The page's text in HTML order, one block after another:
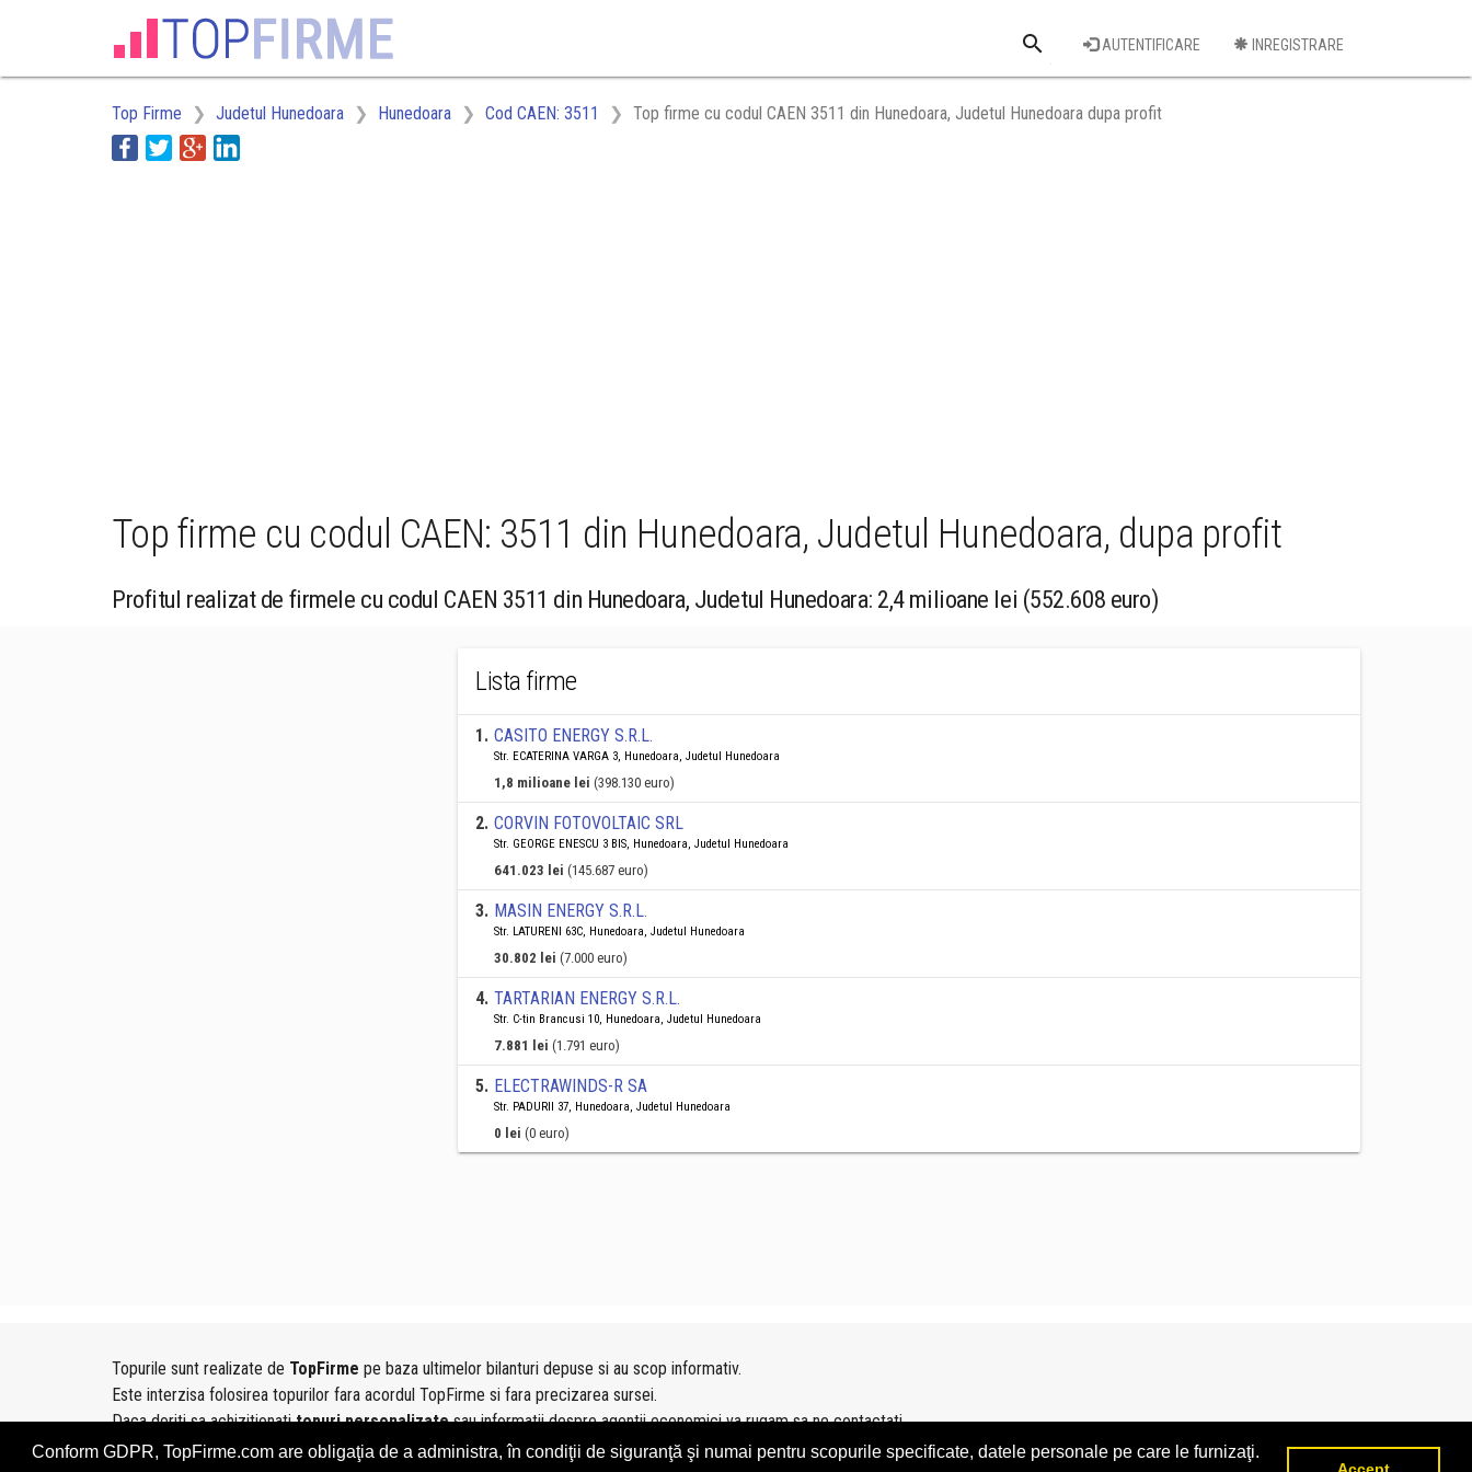
Conform GDPR, TopFirme.com are obligaţia de a administra, în condiţii de siguranţă şi numai pentru scopurile specificate, datele personale pe care le furnizaţi.
search
Cauta o firma
AUTENTIFICARE INREGISTRARE
Top Firme Judetul Hunedoara Hunedoara Cod CAEN: 3511 Top firme cu codul CAEN 3511 din Hunedoara, Judetul Hunedoara dupa profit
Top firme cu codul CAEN: 3511 din Hunedoara, Judetul Hunedoara, dupa profit
Profitul realizat de firmele cu codul CAEN 3511 din Hunedoara, Judetul Hunedoara: 2,4 milioane lei (552.608 euro)
Lista firme
1. CASITO ENERGY S.R.L.
Str. ECATERINA VARGA 3, Hunedoara, Judetul Hunedoara
1,8 milioane lei (398.130 euro)
2. CORVIN FOTOVOLTAIC SRL
Str. GEORGE ENESCU 3 BIS, Hunedoara, Judetul Hunedoara
641.023 lei (145.687 euro)
3. MASIN ENERGY S.R.L.
Str. LATURENI 63C, Hunedoara, Judetul Hunedoara
30.802 lei (7.000 euro)
4. TARTARIAN ENERGY S.R.L.
Str. C-tin Brancusi 10, Hunedoara, Judetul Hunedoara
7.881 lei (1.791 euro)
5. ELECTRAWINDS-R SA
Str. PADURII 37, Hunedoara, Judetul Hunedoara
0 lei (0 euro)
Topurile sunt realizate de TopFirme pe baza ultimelor bilanturi depuse si au scop informativ.
Este interzisa folosirea topurilor fara acordul TopFirme si fara precizarea sursei.
Daca doriti sa achizitionatitopuri personalizatesau informatii despre agentii economici va rugam sa ne contactati
folosind sectiunea Contact